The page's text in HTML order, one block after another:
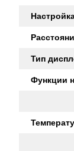
Тип
Функции